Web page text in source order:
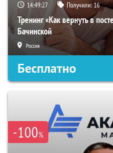
14:49:26 Получили:16
Тренинг «Как вернуть в
Бачинской
Россия
Бесплатно
-100%